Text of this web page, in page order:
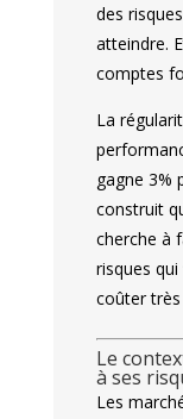
des
atteindre.
comptes
La
gagne 3%
construit
cherche à
risques
coûter très
Le
à ses
Les